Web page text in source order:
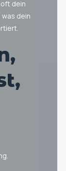
dein
was dein